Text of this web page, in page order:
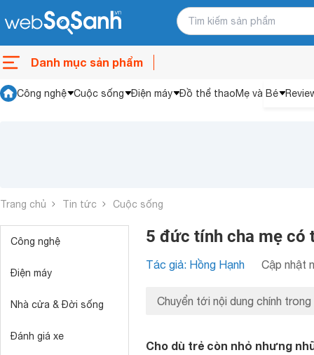
Danh mục sản phẩm
Công nghệ Cuộc sống Điện máy Đồ thể thaoMẹ và Bé
Trang chủ Tin tức Cuộc sống
Công nghệ
Điện máy
Nhà cửa & Đời sống
Đánh giá xe
5 đức tính cha mẹ có
Tác giả: Hồng Hạnh Cập nhật
Chuyển tới nội dung chính trong
Cho dù trẻ còn nhỏ nhưng